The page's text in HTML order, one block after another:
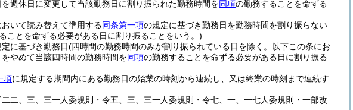
週休日に変更して当該勤務日に割り振られた勤務時間を同項の勤務することを命ずる
おいて読み替えて準用する同条第一項の規定に基づき勤務日を勤務時間を割り振らない
ことを命ずる必要がある日に割り振ることをいう。)
に基づき勤務日(四時間の勤務時間のみが割り振られている日を除く。以下この条にお
やめて当該四時間の勤務時間を同項の勤務することを命ずる必要がある日に割り振る
項に規定する期間内にある勤務日の始業の時刻から連続し、又は終業の時刻まで連続す
二、三、三一人委規則・令五、三、三一人委規則・令七、一、一七人委規則・一部改